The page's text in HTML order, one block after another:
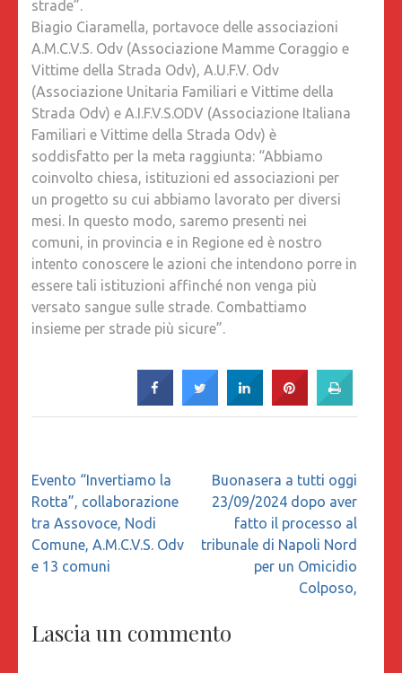
strade”.
Biagio Ciaramella, portavoce delle associazioni
A.M.C.V.S. Odv (Associazione Mamme Coraggio e
Vittime della Strada Odv), A.U.F.V. Odv
(Associazione Unitaria Familiari e Vittime della
Strada Odv) e A.I.F.V.S.ODV (Associazione Italiana
Familiari e Vittime della Strada Odv) è
soddisfatto per la meta raggiunta: “Abbiamo
coinvolto chiesa, istituzioni ed associazioni per
un progetto su cui abbiamo lavorato per diversi
mesi. In questo modo, saremo presenti nei
comuni, in provincia e in Regione ed è nostro
intento conoscere le azioni che intendono porre in
essere tali istituzioni affinché non venga più
versato sangue sulle strade. Combattiamo
insieme per strade più sicure”.
Navigazione
articoli
Evento “Invertiamo la
Rotta”, collaborazione
tra Assovoce, Nodi
Comune, A.M.C.V.S. Odv
e 13 comuni
Buonasera a tutti oggi
23/09/2024 dopo aver
fatto il processo al
tribunale di Napoli Nord
per un Omicidio
Colposo,
Lascia un commento